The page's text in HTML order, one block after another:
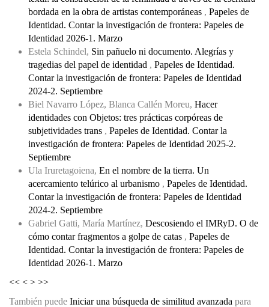
bordada en la obra de artistas contemporáneas , Papeles de
Identidad. Contar la investigación de frontera: Papeles de
Identidad 2026-1. Marzo
Estela Schindel, Sin pañuelo ni documento. Alegrías y
tragedias del papel de identidad , Papeles de Identidad.
Contar la investigación de frontera: Papeles de Identidad
2024-2. Septiembre
Biel Navarro López, Blanca Callén Moreu, Hacer
identidades con Objetos: tres prácticas corpóreas de
subjetividades trans , Papeles de Identidad. Contar la
investigación de frontera: Papeles de Identidad 2025-2.
Septiembre
Ula Iruretagoiena, En el nombre de la tierra. Un
acercamiento telúrico al urbanismo , Papeles de Identidad.
Contar la investigación de frontera: Papeles de Identidad
2024-2. Septiembre
Gabriel Gatti, María Martínez, Descosiendo el IMRyD. O de
cómo contar fragmentos a golpe de catas , Papeles de
Identidad. Contar la investigación de frontera: Papeles de
Identidad 2026-1. Marzo
<< < > >>
También puede Iniciar una búsqueda de similitud avanzada para